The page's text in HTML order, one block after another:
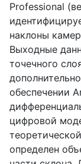
Professional
наклоны
Выходные
точечного
обеспечении
цифровой
определен